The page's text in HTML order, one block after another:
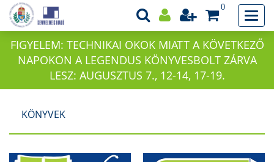
0
FIGYELEM: TECHNIKAI OKOK MIATT A KÖVETKEZŐ
NAPOKON A LEGENDUS KÖNYVESBOLT ZÁRVA
LESZ: AUGUSZTUS 7., 12-14, 17-19.
KÖNYVEK